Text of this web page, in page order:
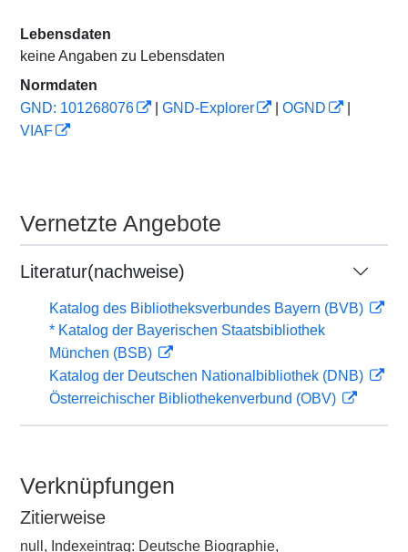
Lebensdaten
keine Angaben zu Lebensdaten
Normdaten
GND: 101268076
GND-Explorer OGND
VIAF
Vernetzte Angebote
Literatur(nachweise)
Katalog des Bibliotheksverbundes Bayern (BVB)
* Katalog der Bayerischen Staatsbibliothek
München (BSB)
Katalog der Deutschen Nationalbibliothek (DNB)
Österreichischer Bibliothekenverbund (OBV)
Verknüpfungen
Zitierweise
null, Indexeintrag: Deutsche Biographie,